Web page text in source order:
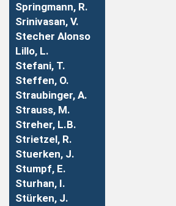
Springmann, R.
Srinivasan, V.
Stecher Alonso
Lillo, L.
Stefani, T.
Steffen, O.
Straubinger, A.
Strauss, M.
Streher, L.B.
Strietzel, R.
Stuerken, J.
Stumpf, E.
Sturhan, I.
Stürken, J.